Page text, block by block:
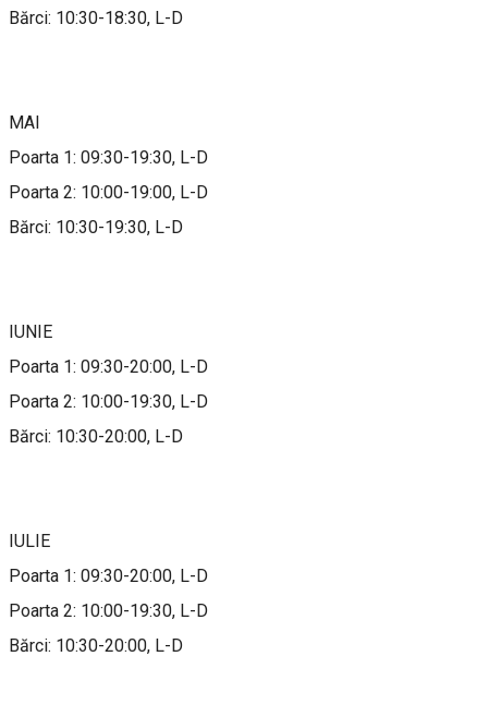
Bărci: 10:30-18:30, L-D
MAI
Poarta 1: 09:30-19:30, L-D
Poarta 2: 10:00-19:00, L-D
Bărci: 10:30-19:30, L-D
IUNIE
Poarta 1: 09:30-20:00, L-D
Poarta 2: 10:00-19:30, L-D
Bărci: 10:30-20:00, L-D
IULIE
Poarta 1: 09:30-20:00, L-D
Poarta 2: 10:00-19:30, L-D
Bărci: 10:30-20:00, L-D